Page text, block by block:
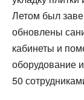
Летом был
обновлены
кабинеты и
оборудование
50